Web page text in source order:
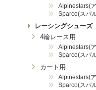
Alpinestars(
Sparco(スパ
レーシングシューズ
4輪レース用
Alpinestars(
Sparco(スパ
カート用
Alpinestars(
Sparco(スパ